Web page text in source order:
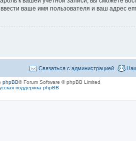
ваше имя пользователя и ваш адрес
Связаться с администрацией
phpBB® Forum Software © phpBB Limited
поддержка phpBB